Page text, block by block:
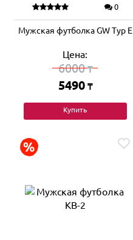
0
Мужская футболка GW Typ E
Цена:
6000₸
5490 ₸
Купить